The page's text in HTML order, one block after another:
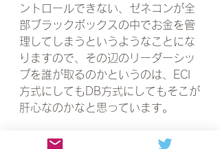
ントロールできない、ゼネコンが全
部ブラックボックスの中でお金を管
理してしまうというようなことにな
りますので、その辺のリーダーシッ
プを誰が取るのかというのは、ECI
方式にしてもDB方式にしてもそこが
肝心なのかなと思っています。